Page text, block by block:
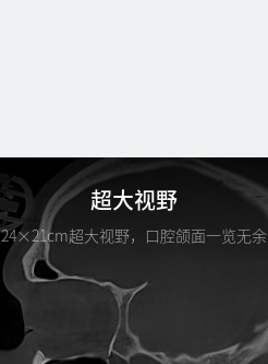
超大视野
24×21cm超大视野，口腔颌面一览无余